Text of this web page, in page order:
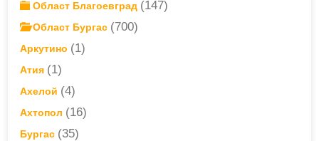
Област Благоевград (147)
Област Бургас (700)
Аркутино (1)
Атия (1)
Ахелой (4)
Ахтопол (16)
Бургас (35)